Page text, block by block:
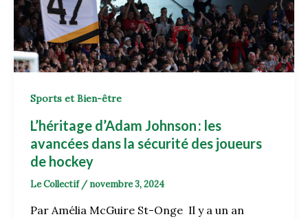
Sports et Bien-être
L’héritage d’Adam Johnson : les
avancées dans la sécurité des joueurs
de hockey
Le Collectif / novembre 3, 2024
Par Amélia McGuire St-Onge Il y a un an